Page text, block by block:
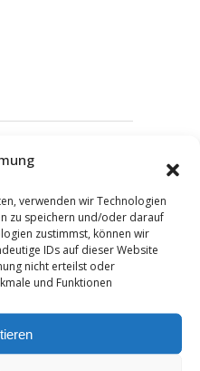
verwenden wir Technologien
zu speichern und/oder darauf
zustimmst, können wir
IDs auf dieser Website
nicht erteilst oder
und Funktionen